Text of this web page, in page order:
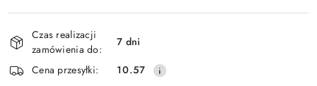
Dostępność
i
dostawa
Czas realizacji
zamówienia do:
7 dni
Cena przesyłki:
10.57